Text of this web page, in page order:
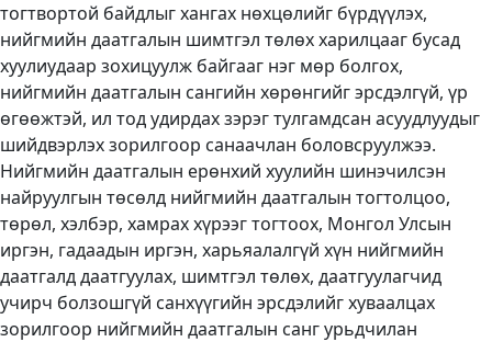
тогтвортой байдлыг хангах нөхцөлийг бүрдүүлэх,
нийгмийн даатгалын шимтгэл төлөх харилцааг бусад
хуулиудаар зохицуулж байгааг нэг мөр болгох,
нийгмийн даатгалын сангийн хөрөнгийг эрсдэлгүй, үр
өгөөжтэй, ил тод удирдах зэрэг тулгамдсан асуудлуудыг
шийдвэрлэх зорилгоор санаачлан боловсруулжээ.
Нийгмийн даатгалын ерөнхий хуулийн шинэчилсэн
найруулгын төсөлд нийгмийн даатгалын тогтолцоо,
төрөл, хэлбэр, хамрах хүрээг тогтоох, Монгол Улсын
иргэн, гадаадын иргэн, харьяалалгүй хүн нийгмийн
даатгалд даатгуулах, шимтгэл төлөх, даатгуулагчид
учирч болзошгүй санхүүгийн эрсдэлийг хуваалцах
зорилгоор нийгмийн даатгалын санг урьдчилан